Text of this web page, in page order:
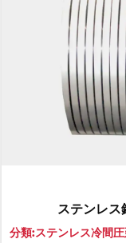
ステンレス鋼精密帯鋼